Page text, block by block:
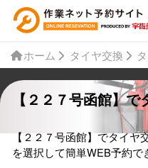
ホーム タイヤ交換
【２２７号函館】
【２２７号函館】でタイヤ
を選択して簡単WEB予約で